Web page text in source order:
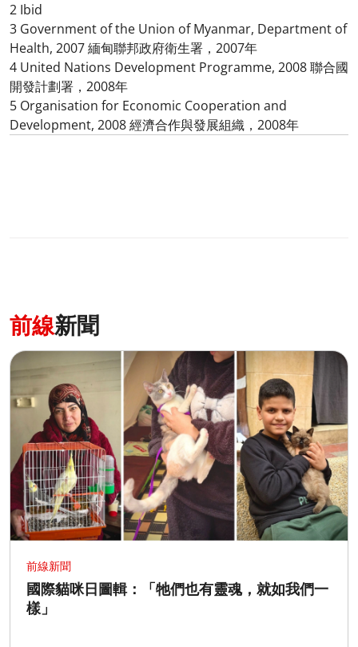
2 Ibid
3 Government of the Union of Myanmar, Department of
Health, 2007 緬甸聯邦政府衛生署，2007年
4 United Nations Development Programme, 2008 聯合國
開發計劃署，2008年
5 Organisation for Economic Cooperation and
Development, 2008 經濟合作與發展組織，2008年
前線新聞
前線新聞
國際貓咪日圖輯：「牠們也有靈魂，就如我們一
樣」